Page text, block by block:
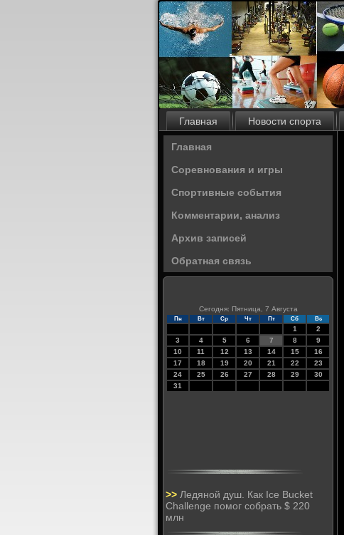
Главная Новости спорта
Главная
Соревнования и игры
Спортивные события
Комментарии, анализ
Архив записей
Обратная связь
Сегодня: Пятница, 7 Августа
Пн Вт Ср Чт Пт Сб Вс
1
2
3
4 5 6 7 8
9
10
11 12 13 14 15
16
17
18 19 20 21 22
23
24
25 26 27 28 29
30
31
>> Ледяной душ. Как Ice Bucket
Challenge помог собрать $ 220
млн